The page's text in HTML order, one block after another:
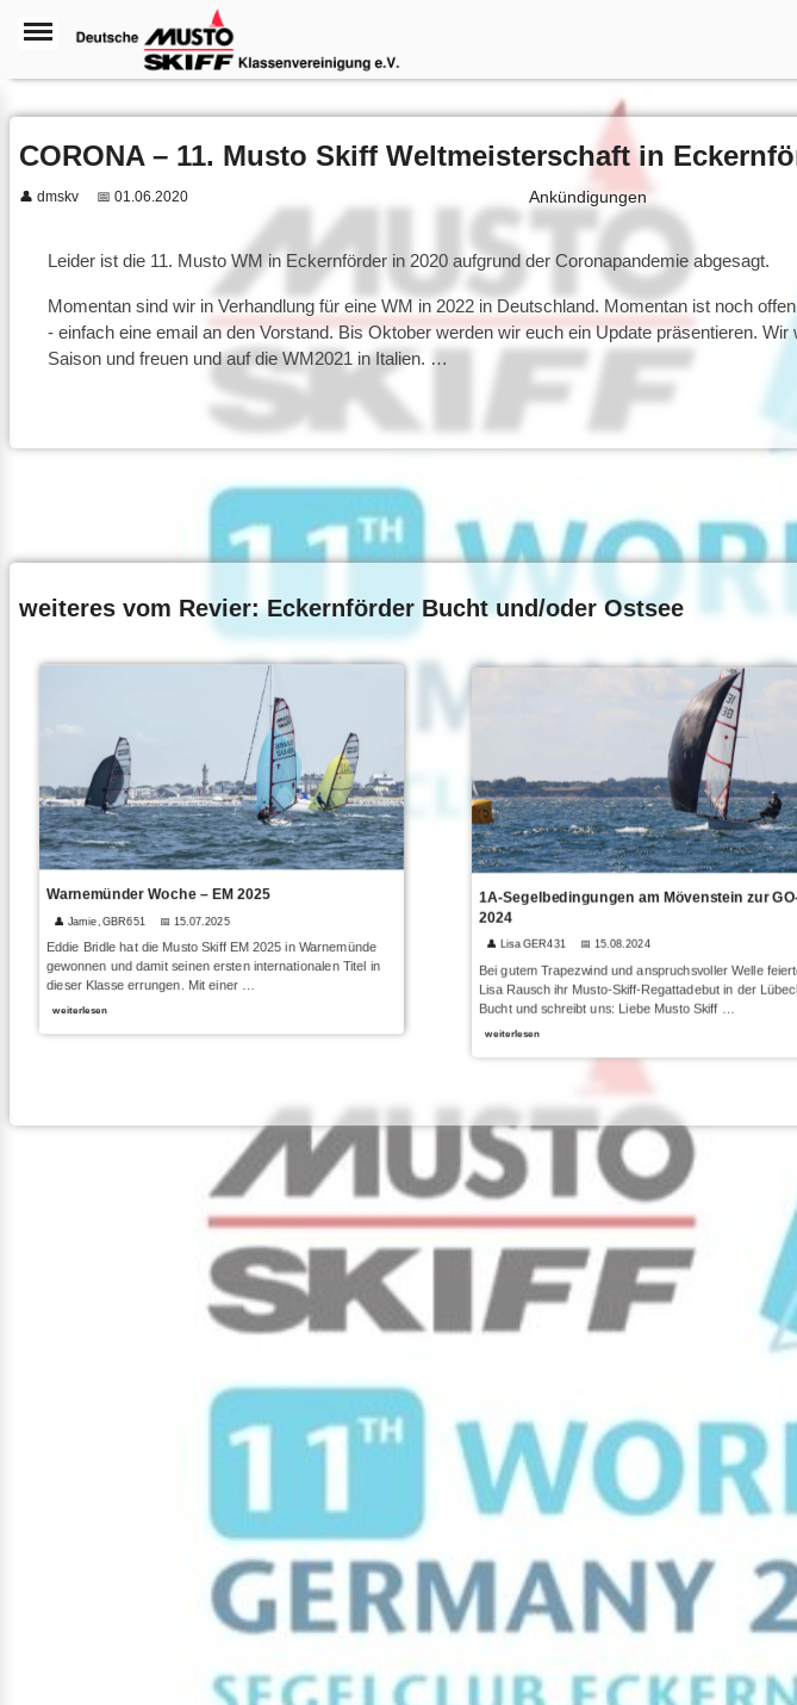
CORONA – 11. Musto Skiff Weltmeisterschaft in
👤 dmskv 📅 01.06.2020 Ankündigungen
Leider ist die 11. Musto WM in Eckernförder in 2020 aufgrund der Coronapandemie abgesagt.
Momentan sind wir in Verhandlung für eine WM in 2022 in Deutschland. Momentan ist noch
- einfach eine email an den Vorstand. Bis Oktober werden wir euch ein Update präsentieren.
Saison und freuen und auf die WM2021 in Italien. …
weiteres vom Revier: Eckernförder Bucht und/oder Ostsee
Warnemünder Woche – EM 2025
👤 Jamie, GBR651 📅 15.07.2025
Eddie Bridle hat die Musto Skiff EM 2025 in Warnemünde
gewonnen und damit seinen ersten internationalen Titel in
dieser Klasse errungen. Mit einer …
weiterlesen
1A-Segelbedingungen am Mövenstein zur
2024
👤 Lisa GER431 📅 15.08.2024
Bei gutem Trapezwind und anspruchsvoller Welle
Lisa Rausch ihr Musto-Skiff-Regattadebut in der
Bucht und schreibt uns: Liebe Musto Skiff …
weiterlesen